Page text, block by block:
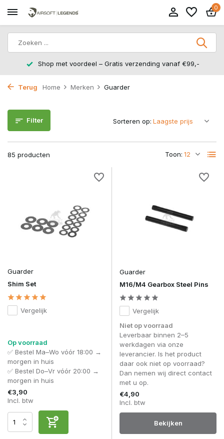
0
Shop met voordeel – Gratis verzending vanaf €99,-
Terug Home Merken Guarder
Filter
85 producten Toon:
Sorteren op:
Guarder
Shim Set
Vergelijk
Op voorraad
✅ Bestel Ma–Wo vóór 18:00 →
morgen in huis
✅ Bestel Do–Vr vóór 20:00 →
morgen in huis
€3,90
Incl. btw
Guarder
M16/M4 Gearbox Steel Pins
Vergelijk
Niet op voorraad
Leverbaar binnen 2–5
werkdagen via onze
leverancier. Is het product
daar ook niet op voorraad?
Dan nemen wij direct contact
met u op.
€4,90
Incl. btw
Bekijken